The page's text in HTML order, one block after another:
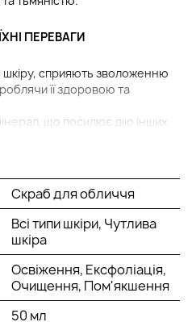
ПЕРЕВАГИ
сприяють зволоженню
її здоровою та
що посилює дію інших
Допомагає зменшити
тон та свіжість
що захищає від
середовища,
молодість і
Purity Face Exfoliant має легку
в шкіру і не залишає
для використання під
з нотами лаванди та
Скраб для обличчя
Всі типи шкіри, Чутлива
шкіра
Освіження, Ексфоліація,
Очищення, Пом'якшення
50 мл